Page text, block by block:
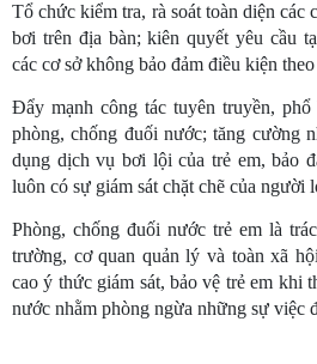
Tổ chức kiểm tra, rà soát toàn diện các
bơi trên địa bàn; kiên quyết yêu cầu
các cơ sở không bảo đảm điều kiện
Đẩy mạnh công tác tuyên truyền,
phòng, chống đuối nước; tăng cường
dụng dịch vụ bơi lội của trẻ em, bảo
luôn có sự giám sát chặt chẽ của người
Phòng, chống đuối nước trẻ em là
trường, cơ quan quản lý và toàn xã
cao ý thức giám sát, bảo vệ trẻ em khi
nước nhằm phòng ngừa những sự việc